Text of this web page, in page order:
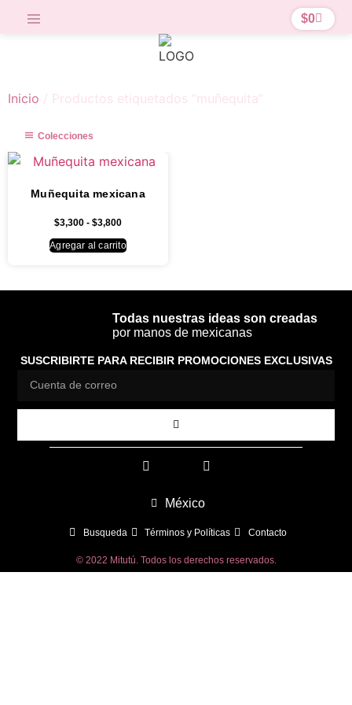
$0
Inicio / Productos etiquetados “muñequita”
Colecciones
Muñequita mexicana
$3,300 - $3,800
Agregar al carrito
Todas nuestras ideas son creadas
por manos de mexicanas
SUSCRIBIRTE PARA RECIBIR PROMOCIONES EXCLUSIVAS
México
Busqueda Términos y Políticas Contacto
© 2022 Mitutú. Todos los derechos reservados.